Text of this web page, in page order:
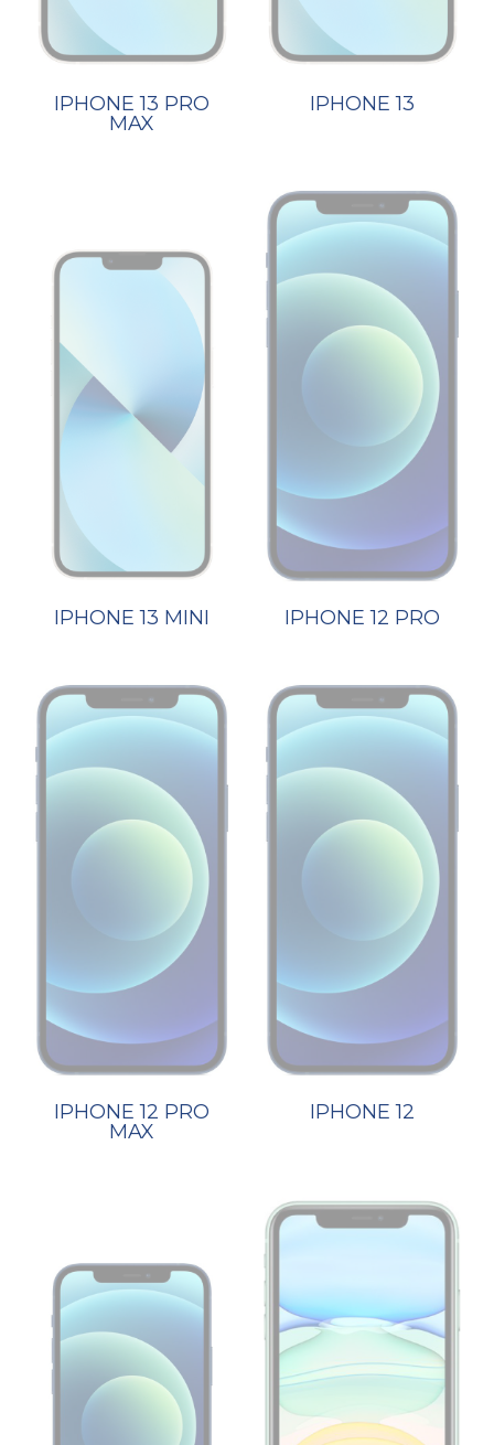
IPHONE 13 PRO
MAX
IPHONE 13
IPHONE 13 MINI IPHONE 12 PRO
IPHONE 12 PRO
MAX
IPHONE 12